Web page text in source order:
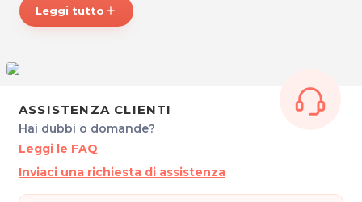
* Prezzi di listino verificati in data 27/10/2016
STUDIO DENTISTICO LAMBDA
Via Cincinnato, 1
Feletto Umberto - TAVAGNACCO (UD)
Tel. 0432573937
Leggi tutto add
ASSISTENZA CLIENTI
Hai dubbi o domande?
Leggi le FAQ
Inviaci una richiesta di assistenza